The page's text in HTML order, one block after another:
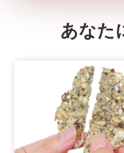
あなた